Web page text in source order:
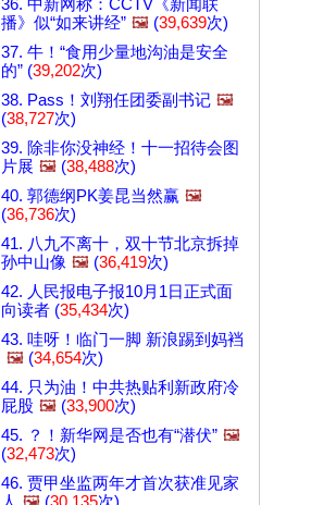
36. 中新网称：CCTV《新闻联
播》似“如来讲经” 🖼️ (39,639次)
37. 牛！“食用少量地沟油是安全
的” (39,202次)
38. Pass！刘翔任团委副书记 🖼️
(38,727次)
39. 除非你没神经！十一招待会图
片展 🖼️ (38,488次)
40. 郭德纲PK姜昆当然赢 🖼️
(36,736次)
41. 八九不离十，双十节北京拆掉
孙中山像 🖼️ (36,419次)
42. 人民报电子报10月1日正式面
向读者 (35,434次)
43. 哇呀！临门一脚 新浪踢到妈裆
🖼️ (34,654次)
44. 只为油！中共热贴利新政府冷
屁股 🖼️ (33,900次)
45. ？！新华网是否也有“潜伏” 🖼️
(32,473次)
46. 贾甲坐监两年才首次获准见家
人 🖼️ (30,135次)